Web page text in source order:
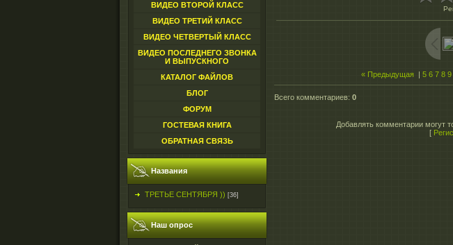
ВИДЕО ВТОРОЙ КЛАСС
ВИДЕО ТРЕТИЙ КЛАСС
ВИДЕО ЧЕТВЕРТЫЙ КЛАСС
ВИДЕО ПОСЛЕДНЕГО ЗВОНКА
И ВЫПУСКНОГО
КАТАЛОГ ФАЙЛОВ
БЛОГ
ФОРУМ
ГОСТЕВАЯ КНИГА
ОБРАТНАЯ СВЯЗЬ
Названия
ТРЕТЬЕ СЕНТЯБРЯ )) [36]
Наш опрос
« Предыдущая| 5 6 7 8 9
Всего комментариев: 0
Добавлять комментарии могут
[